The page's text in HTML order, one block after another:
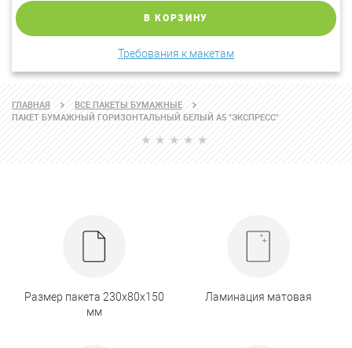
В КОРЗИНУ
Требования к макетам
ГЛАВНАЯ
ВСЕ ПАКЕТЫ БУМАЖНЫЕ
ПАКЕТ БУМАЖНЫЙ ГОРИЗОНТАЛЬНЫЙ БЕЛЫЙ А5 "ЭКСПРЕСС"
Размер пакета 230х80х150
мм
Ламинация матовая